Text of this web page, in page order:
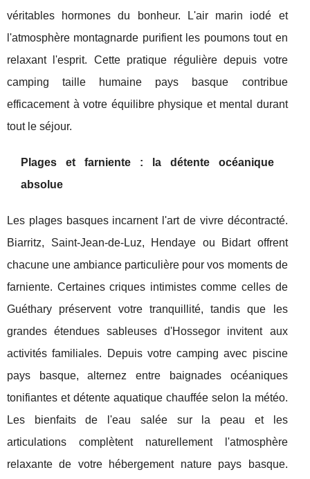
véritables hormones du bonheur. L'air marin iodé et
l'atmosphère montagnarde purifient les poumons tout en
relaxant l'esprit. Cette pratique régulière depuis votre
camping taille humaine pays basque contribue
efficacement à votre équilibre physique et mental durant
tout le séjour.
Plages et farniente : la détente océanique
absolue
Les plages basques incarnent l'art de vivre décontracté.
Biarritz, Saint-Jean-de-Luz, Hendaye ou Bidart offrent
chacune une ambiance particulière pour vos moments de
farniente. Certaines criques intimistes comme celles de
Guéthary préservent votre tranquillité, tandis que les
grandes étendues sableuses d'Hossegor invitent aux
activités familiales. Depuis votre camping avec piscine
pays basque, alternez entre baignades océaniques
tonifiantes et détente aquatique chauffée selon la météo.
Les bienfaits de l'eau salée sur la peau et les
articulations complètent naturellement l'atmosphère
relaxante de votre hébergement nature pays basque.